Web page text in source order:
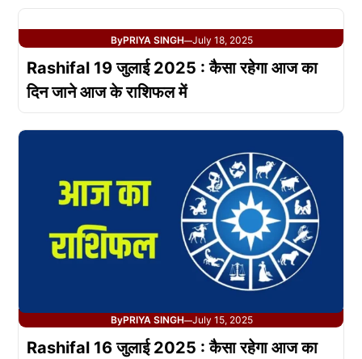
ByPRIYA SINGH—July 18, 2025
Rashifal 19 जुलाई 2025 : कैसा रहेगा आज का
दिन जाने आज के राशिफल में
ByPRIYA SINGH—July 15, 2025
Rashifal 16 जुलाई 2025 : कैसा रहेगा आज का